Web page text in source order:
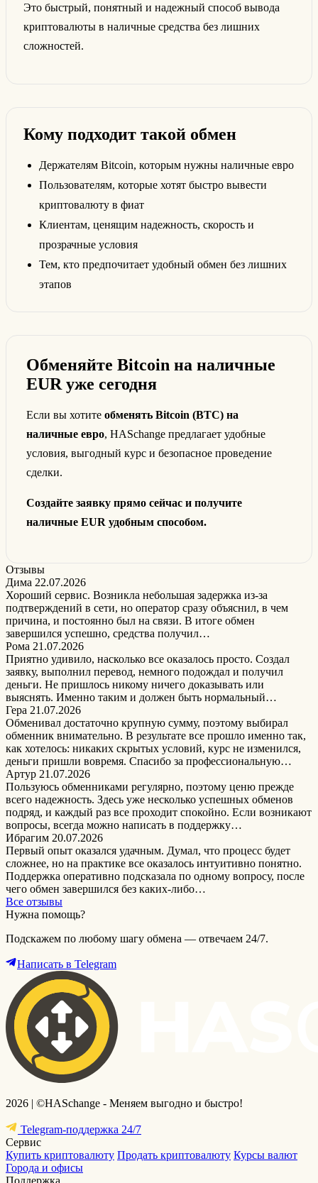
Это быстрый, понятный и надежный способ вывода
криптовалюты в наличные средства без лишних
сложностей.
Кому подходит такой обмен
Держателям Bitcoin, которым нужны наличные евро
Пользователям, которые хотят быстро вывести
криптовалюту в фиат
Клиентам, ценящим надежность, скорость и
прозрачные условия
Тем, кто предпочитает удобный обмен без лишних
этапов
Обменяйте Bitcoin на наличные
EUR уже сегодня
Если вы хотите обменять Bitcoin (BTC) на
наличные евро, HASchange предлагает удобные
условия, выгодный курс и безопасное проведение
сделки.
Создайте заявку прямо сейчас и получите
наличные EUR удобным способом.
Отзывы
Дима 22.07.2026
Хороший сервис. Возникла небольшая задержка из-за
подтверждений в сети, но оператор сразу объяснил, в чем
причина, и постоянно был на связи. В итоге обмен
завершился успешно, средства получил…
Рома 21.07.2026
Приятно удивило, насколько все оказалось просто. Создал
заявку, выполнил перевод, немного подождал и получил
деньги. Не пришлось никому ничего доказывать или
выяснять. Именно таким и должен быть нормальный…
Гера 21.07.2026
Обменивал достаточно крупную сумму, поэтому выбирал
обменник внимательно. В результате все прошло именно так,
как хотелось: никаких скрытых условий, курс не изменился,
деньги пришли вовремя. Спасибо за профессиональную…
Артур 21.07.2026
Пользуюсь обменниками регулярно, поэтому ценю прежде
всего надежность. Здесь уже несколько успешных обменов
подряд, и каждый раз все проходит спокойно. Если возникают
вопросы, всегда можно написать в поддержку…
Ибрагим 20.07.2026
Первый опыт оказался удачным. Думал, что процесс будет
сложнее, но на практике все оказалось интуитивно понятно.
Поддержка оперативно подсказала по одному вопросу, после
чего обмен завершился без каких-либо…
Все отзывы
Нужна помощь?
Подскажем по любому шагу обмена — отвечаем 24/7.
Написать в Telegram
2026 | ©HASchange - Меняем выгодно и быстро!
Telegram-поддержка 24/7
Сервис
Купить криптовалюту Продать криптовалюту Курсы валют
Города и офисы
Поддержка